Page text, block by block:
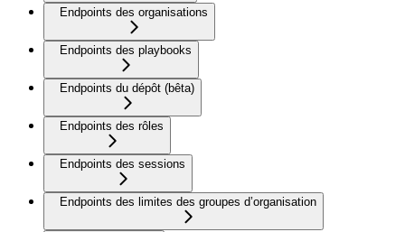
Endpoints des organisations
Endpoints des playbooks
Endpoints du dépôt (bêta)
Endpoints des rôles
Endpoints des sessions
Endpoints des limites des groupes d’organisation